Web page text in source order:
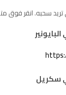
سحبه. انقر فوق
سكريل